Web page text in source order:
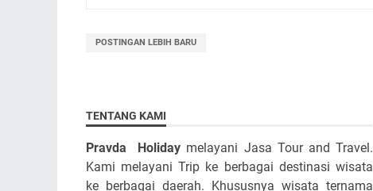
POSTINGAN LEBIH BARU
TENTANG KAMI
Pravda Holiday melayani Jasa Tour and Travel.
Kami melayani Trip ke berbagai destinasi wisata
ke berbagai daerah. Khususnya wisata ternama